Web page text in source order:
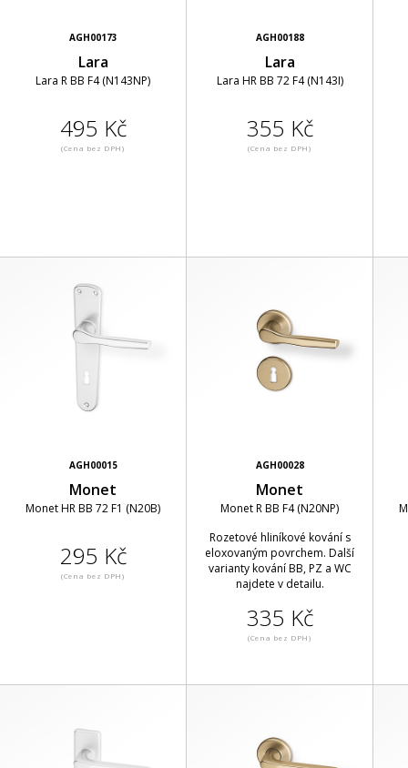
AGH00173
Lara
Lara R BB F4 (N143NP)
495 Kč
(Cena bez DPH)
AGH00188
Lara
Lara HR BB 72 F4 (N143I)
355 Kč
(Cena bez DPH)
AGH00015
Monet
Monet HR BB 72 F1 (N20B)
295 Kč
(Cena bez DPH)
AGH00028
Monet
Monet R BB F4 (N20NP)
Rozetové hliníkové kování s
eloxovaným povrchem. Další
varianty kování BB, PZ a WC
najdete v detailu.
335 Kč
(Cena bez DPH)